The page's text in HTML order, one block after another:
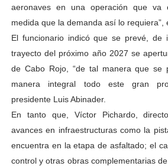
aeronaves en una operación que va
medida que la demanda así lo requiera”,
El funcionario indicó que se prevé, de
trayecto del próximo año 2027 se
de Cabo Rojo, “de tal manera que se
manera integral todo este gran
presidente Luis Abinader.
En tanto que, Víctor Pichardo,
avances en infraestructuras como la
encuentra en la etapa de asfaltado; el
control y otras obras complementarias